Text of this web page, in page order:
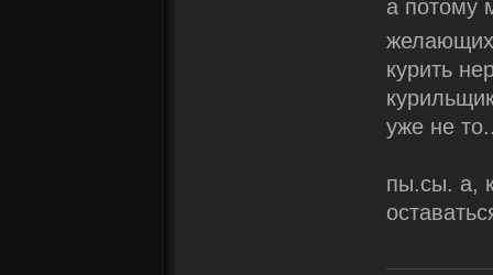
а потому
курить
уже не
пы.сы. а,